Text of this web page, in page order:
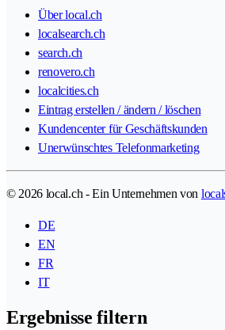
Über local.ch
localsearch.ch
search.ch
renovero.ch
localcities.ch
Eintrag erstellen / ändern / löschen
Kundencenter für Geschäftskunden
Unerwünschtes Telefonmarketing
© 2026 local.ch - Ein Unternehmen von
DE
EN
FR
IT
Ergebnisse filtern